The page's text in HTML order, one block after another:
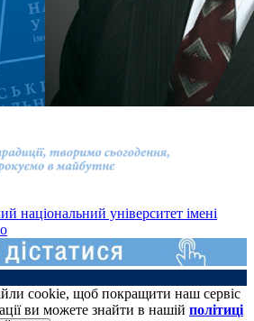
національний університет імені
cookie, щоб покращити наш сервіс
ви можете знайти в нашій політиці